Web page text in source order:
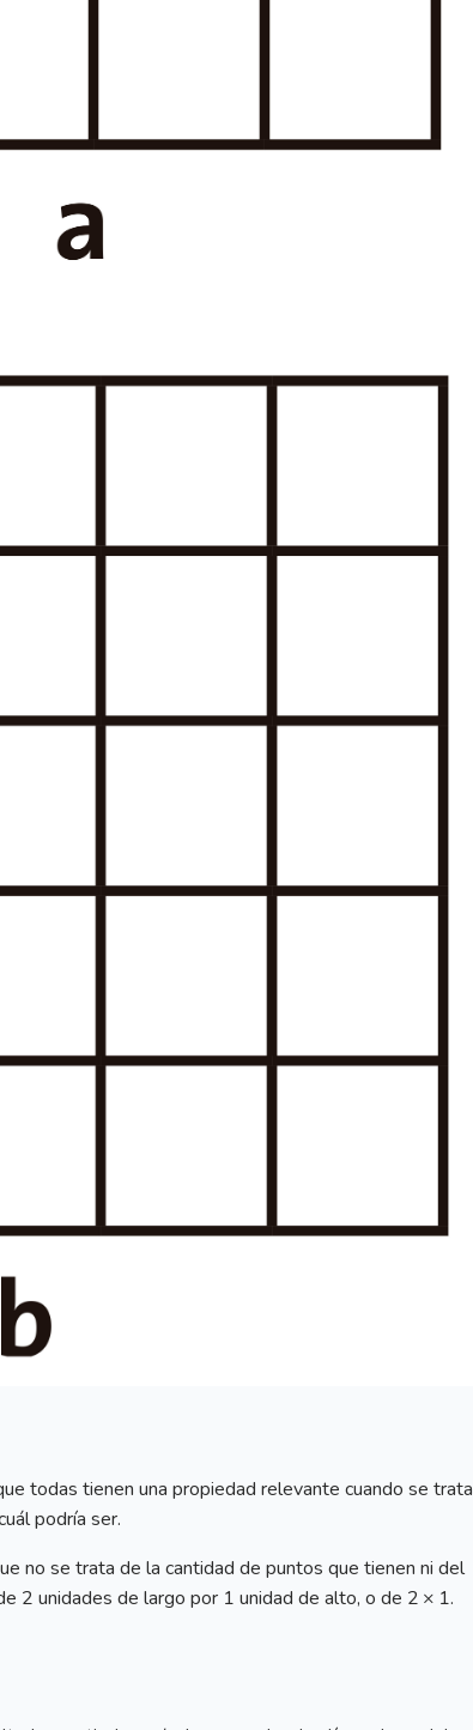
todas tienen una propiedad relevante cuando se trata
podría ser.
no se trata de la cantidad de puntos que tienen ni del
2 unidades de largo por 1 unidad de alto, o de 2 × 1.